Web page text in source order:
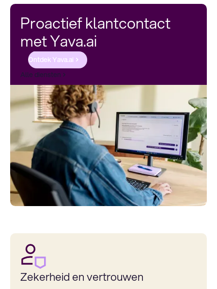
Proactief klantcontact
met Yava.ai
Ontdek Yava.ai
Alle diensten
Zekerheid en vertrouwen